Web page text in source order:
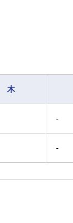
木
-
-